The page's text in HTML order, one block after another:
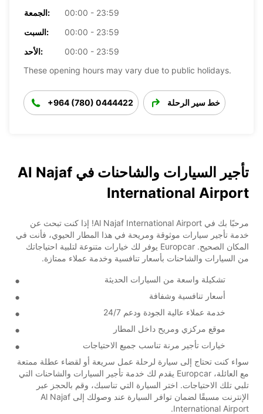
الجمعة:
00:00 - 23:59
السبت:
00:00 - 23:59
الأحد:
00:00 - 23:59
These opening hours may vary due to public holidays.
+964 (780) 0444422 خط سير الرحلة
تأجير السيارات والشاحنات في Al Najaf
International Airport
مرحبًا بك في Al Najaf International Airport! إذا كنت تبحث عن
خدمة تأجير سيارات موثوقة ومريحة في هذا المطار الحيوي، فأنت في
المكان الصحيح. Europcar يوفر لك خيارات متنوعة لتلبية احتياجاتك
من السيارات والشاحنات بأسعار تنافسية وخدمة عملاء ممتازة.
تشكيلة واسعة من السيارات الحديثة
أسعار تنافسية وشفافة
خدمة عملاء عالية الجودة ودعم 24/7
موقع مركزي ومريح داخل المطار
خيارات تأجير مرنة تناسب جميع الاحتياجات
سواء كنت تحتاج إلى سيارة لرحلة عمل سريعة أو لقضاء عطلة ممتعة
مع العائلة، Europcar يقدم لك خدمة تأجير السيارات والشاحنات التي
تلبي تلك الاحتياجات. اختر السيارة التي تناسبك، وقم بالحجز عبر
الإنترنت مسبقًا لضمان توافر السيارة عند وصولك إلى Al Najaf
International Airport.